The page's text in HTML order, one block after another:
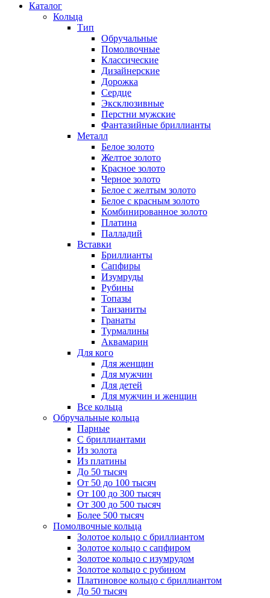
Каталог
Кольца
Тип
Обручальные
Помолвочные
Классические
Дизайнерские
Дорожка
Сердце
Эксклюзивные
Перстни мужские
Фантазийные бриллианты
Металл
Белое золото
Желтое золото
Красное золото
Черное золото
Белое с желтым золото
Белое с красным золото
Комбинированное золото
Платина
Палладий
Вставки
Бриллианты
Сапфиры
Изумруды
Рубины
Топазы
Танзаниты
Гранаты
Турмалины
Аквамарин
Для кого
Для женщин
Для мужчин
Для детей
Для мужчин и женщин
Все кольца
Обручальные кольца
Парные
С бриллиантами
Из золота
Из платины
До 50 тысяч
От 50 до 100 тысяч
От 100 до 300 тысяч
От 300 до 500 тысяч
Более 500 тысяч
Помолвочные кольца
Золотое кольцо с бриллиантом
Золотое кольцо с сапфиром
Золотое кольцо с изумрудом
Золотое кольцо с рубином
Платиновое кольцо с бриллиантом
До 50 тысяч